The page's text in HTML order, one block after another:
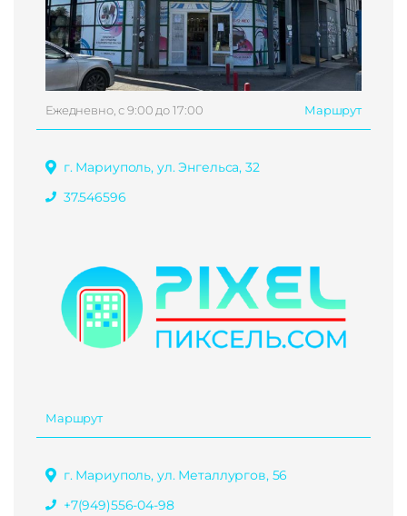
Ежедневно, с 9:00 до 17:00 Маршрут
г. Мариуполь, ул. Энгельса, 32
37.546596
Маршрут
г. Мариуполь, ул. Металлургов, 56
+7(949)556-04-98